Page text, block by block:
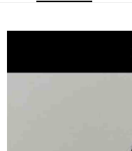
２．便利：只要手機號碼，簡
【「AFTEE先享後付」結帳流
１．於結帳方式選擇「
結帳頁面，進行簡訊認證並確
２．訂單成立數日內，您將收
３．收到繳費通知簡訊後14天
ATM／網路銀行／等多元方式
※ 請注意：結帳手續完成當下
每筆NT$60，滿